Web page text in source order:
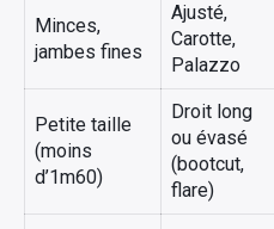
Minces,
jambes fines
Ajusté,
Carotte,
Palazzo
Petite taille
(moins
d’1m60)
Droit long
ou évasé
(bootcut,
flare)